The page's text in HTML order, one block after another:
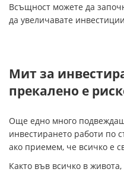
Всъщност можете да
да увеличавате
Мит за
прекалено е
Още едно много
инвестирането работи по
ако приемем, че всичко е
Както във всичко в